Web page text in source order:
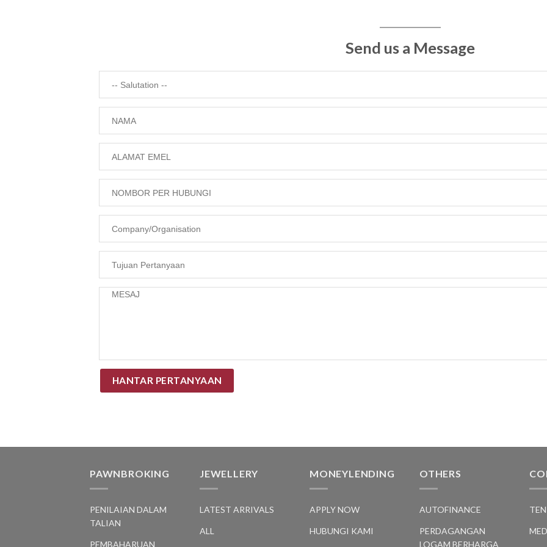
Send us a Message
PAWNBROKING
PENILAIAN DALAM
TALIAN
PEMBAHARUAN
JEWELLERY
LATEST ARRIVALS
ALL
MONEYLENDING
APPLY NOW
HUBUNGI KAMI
OTHERS
AUTOFINANCE
PERDAGANGAN
LOGAM BERHARGA